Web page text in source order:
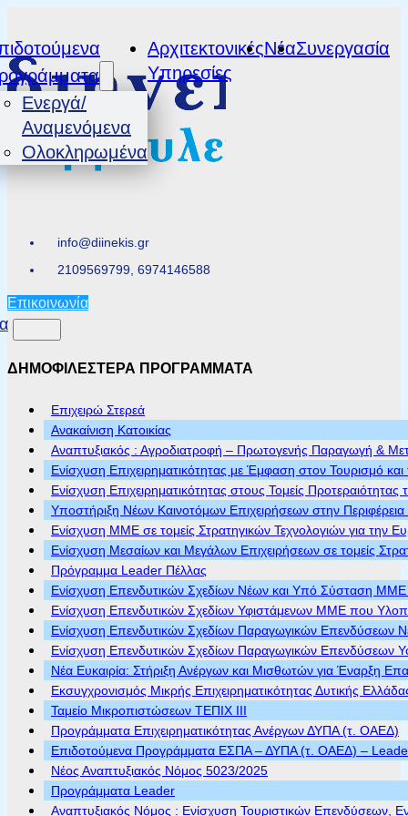
info@diinekis.gr
2109569799, 6974146588
Επικοινωνία
Ενεργά/
Αναμενόμενα
Ολοκληρωμένα
Αρχιτεκτονικές
Υπηρεσίες
ΝέαΣυνεργασία
ΔΗΜΟΦΙΛΕΣΤΕΡΑ ΠΡΟΓΡΑΜΜΑΤΑ
Επιχειρώ Στερεά
Ανακαίνιση Κατοικίας
Αναπτυξιακός : Αγροδιατροφή – Πρωτογενής Παραγωγή &
Ενίσχυση Επιχειρηματικότητας με Έμφαση στον Τουρισμό
Ενίσχυση Επιχειρηματικότητας στους Τομείς Προτεραιότητας
Υποστήριξη Νέων Καινοτόμων Επιχειρήσεων στην
Ενίσχυση ΜΜΕ σε τομείς Στρατηγικών Τεχνολογιών για την
Ενίσχυση Μεσαίων και Μεγάλων Επιχειρήσεων σε τομείς
Πρόγραμμα Leader Πέλλας
Ενίσχυση Επενδυτικών Σχεδίων Νέων και Υπό Σύσταση ΜΜΕ
Ενίσχυση Επενδυτικών Σχεδίων Υφιστάμενων ΜΜΕ που
Ενίσχυση Επενδυτικών Σχεδίων Παραγωγικών Επενδύσεων
Ενίσχυση Επενδυτικών Σχεδίων Παραγωγικών Επενδύσεων
Νέα Ευκαιρία: Στήριξη Ανέργων και Μισθωτών για Έναρξη
Εκσυγχρονισμός Μικρής Επιχειρηματικότητας Δυτικής
Ταμείο Μικροπιστώσεων ΤΕΠΙΧ ΙΙΙ
Προγράμματα Επιχειρηματικότητας Ανέργων ΔΥΠΑ (τ. ΟΑΕΔ)
Επιδοτούμενα Προγράμματα ΕΣΠΑ – ΔΥΠΑ (τ. ΟΑΕΔ) – Leader
Νέος Αναπτυξιακός Νόμος 5023/2025
Προγράμματα Leader
Αναπτυξιακός Νόμος : Ενίσχυση Τουριστικών Επενδύσεων,